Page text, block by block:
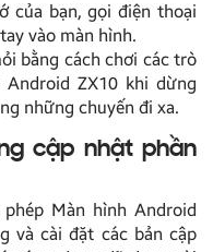
của bạn, gọi điện thoại
vào màn hình.
bằng cách chơi các trò
ZX10 khi dừng
những chuyến đi xa.
cập nhật phần
Màn hình Android
và cài đặt các bản cập